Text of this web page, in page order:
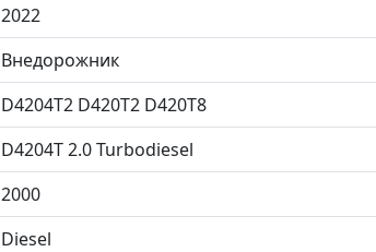
2022
Внедорожник
D4204T2 D420T2 D420T8
D4204T 2.0 Turbodiesel
2000
Diesel